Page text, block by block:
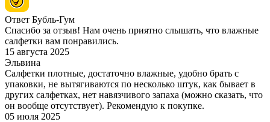
Ответ Бубль-Гум
Спасибо за отзыв! Нам очень приятно слышать, что влажные
салфетки вам понравились.
15 августа 2025
Эльвина
Салфетки плотные, достаточно влажные, удобно брать с
упаковки, не вытягиваются по несколько штук, как бывает в
других салфетках, нет навязчивого запаха (можно сказать, что
он вообще отсутствует). Рекомендую к покупке.
05 июля 2025